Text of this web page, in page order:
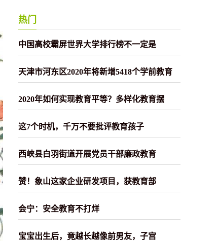
热门
中国高校霸屏世界大学排行榜不一定是
天津市河东区2020年将新增5418个学前教育
2020年如何实现教育平等？多样化教育摆
这7个时机，千万不要批评教育孩子
西峡县白羽街道开展党员干部廉政教育
赞！象山这家企业研发项目，获教育部
会宁：安全教育不打烊
宝宝出生后，竟越长越像前男友，子宫